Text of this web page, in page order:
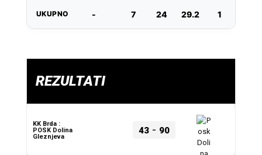
UKUPNO - 7 24 29.2 1
REZULTATI
43- 90
KK Brda :
POSK Dolina
Gleznjeva